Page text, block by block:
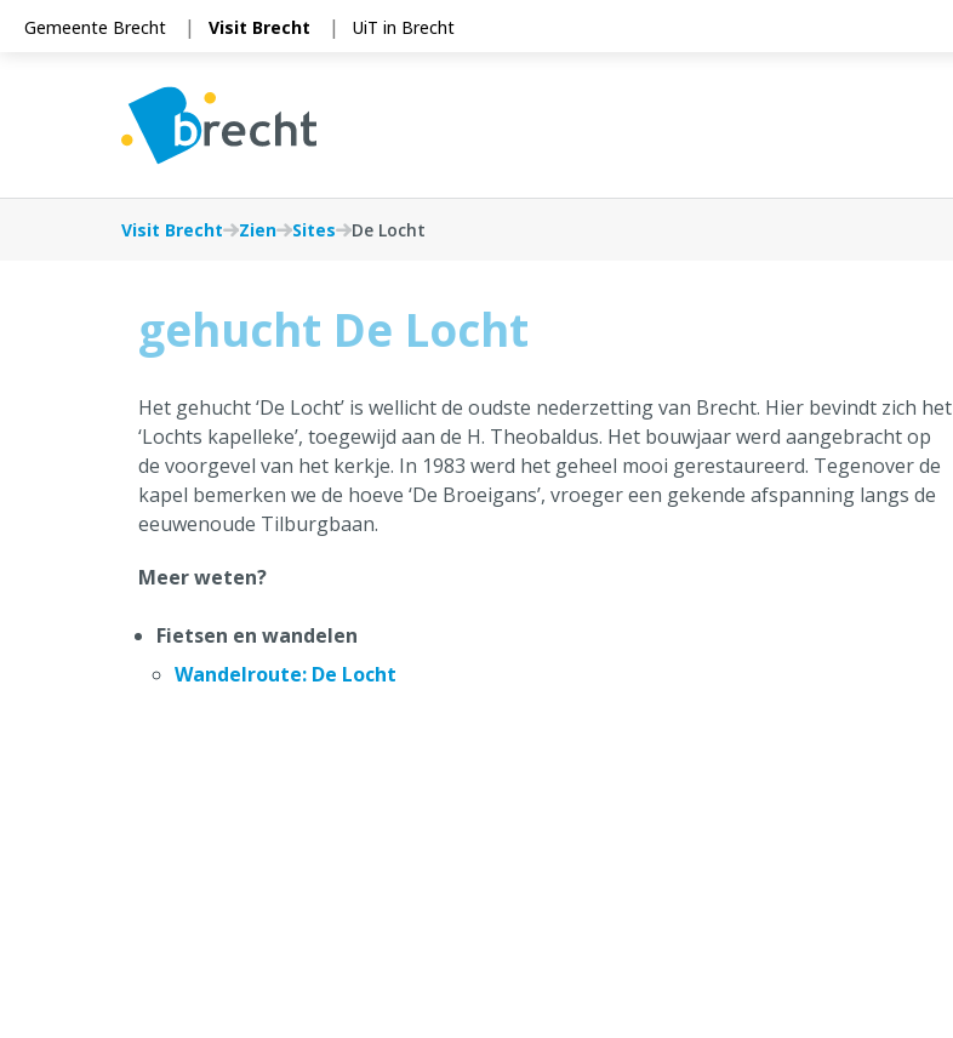
Gemeente Brecht Visit Brecht UiT in Brecht
Visit Brecht Zien Sites De Locht
gehucht De Locht
Het gehucht ‘De Locht’ is wellicht de oudste nederzetting van Brecht. Hier bevindt zich het
‘Lochts kapelleke’, toegewijd aan de H. Theobaldus. Het bouwjaar werd aangebracht op
de voorgevel van het kerkje. In 1983 werd het geheel mooi gerestaureerd. Tegenover de
kapel bemerken we de hoeve ‘De Broeigans’, vroeger een gekende afspanning langs de
eeuwenoude Tilburgbaan.
Meer weten?
Fietsen en wandelen
Wandelroute: De Locht
Cookies beheer paneel